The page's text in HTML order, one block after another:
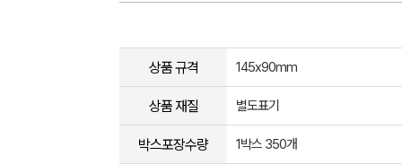
상품 규격 145x90mm
상품 재질 별도표기
박스포장수량 1박스 350개